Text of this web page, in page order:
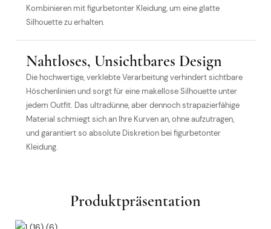
Kombinieren mit figurbetonter Kleidung, um eine glatte
Silhouette zu erhalten.
Nahtloses, Unsichtbares Design
Die hochwertige, verklebte Verarbeitung verhindert sichtbare
Höschenlinien und sorgt für eine makellose Silhouette unter
jedem Outfit. Das ultradünne, aber dennoch strapazierfähige
Material schmiegt sich an Ihre Kurven an, ohne aufzutragen,
und garantiert so absolute Diskretion bei figurbetonter
Kleidung.
Produktpräsentation